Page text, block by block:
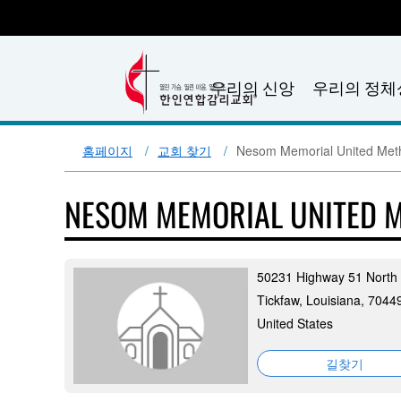
우리의 신앙 우리의 정체
홈페이지 교회 찾기 Nesom Memorial United
NESOM MEMORIAL UNITED
50231 Highway 51 North
Tickfaw, Louisiana,
United States
길찾기